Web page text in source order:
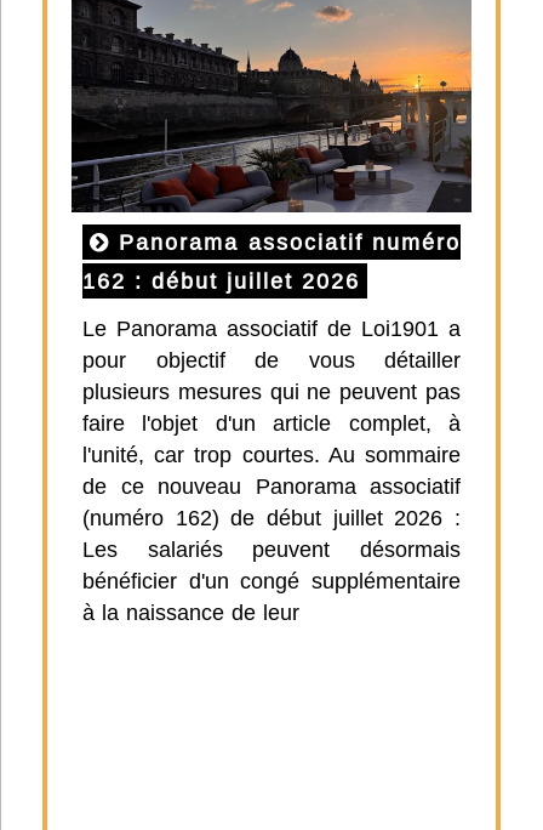
Panorama associatif numéro
162 : début juillet 2026
Le Panorama associatif de Loi1901 a
pour objectif de vous détailler
plusieurs mesures qui ne peuvent pas
faire l'objet d'un article complet, à
l'unité, car trop courtes. Au sommaire
de ce nouveau Panorama associatif
(numéro 162) de début juillet 2026 :
Les salariés peuvent désormais
bénéficier d'un congé supplémentaire
à la naissance de leur